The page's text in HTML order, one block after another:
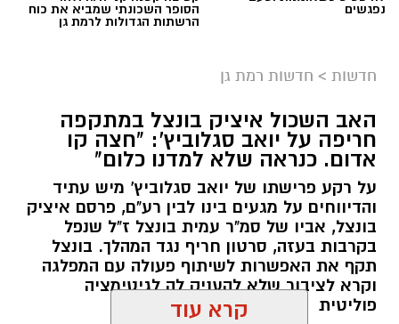
האירועים:
לילה לוהט ברמת גן: הצתות במספר מוקדים בעיר
נפגשים הסופר השכונתי שמביא את כוח
הרשתות הגדולות לרמת גן
חדשות > חדשות רמת גן
האב השכול איציק בונצל במתקפה
חריפה על יואב סגלוביץ': "חצה קו
אדום. כנראה שלא למדנו כלום"
על רקע פרישתו של יואב סגלוביץ' מיש עתיד
והדיווחים על מגעים בינו לבין רע"ם, פרסם איציק
בונצל, אביו של סמ"ר עמית בונצל ז"ל שנפל
בקרבות בעזה, סרטון חריף נגד המהלך. בונצל
תקף את האפשרות לשיתוף פעולה עם המפלגה
וקרא לציבור שלא להעניק לה לגיטימציה
פוליטית
קרא עוד